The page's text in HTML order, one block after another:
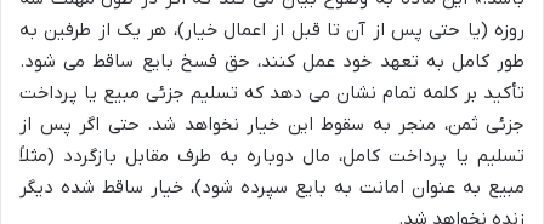
روزه (یا حتی پس از آن تا قبل از اعمال خیار)، هر یک از طرفین به
طور کامل به تعهد خود عمل کنند، حق فسخ بایع ساقط می شود.
تأکید بر کلمه تمام نشان می دهد که تسلیم جزئی مبیع یا پرداخت
جزئی ثمن، منجر به سقوط این خیار نخواهد شد. حتی اگر پس از
تسلیم یا پرداخت کامل، مال دوباره به طرف مقابل بازگردد (مثلاً
مبیع به عنوان امانت به بایع سپرده شود)، خیار ساقط شده دیگر
زنده نخواهد شد.